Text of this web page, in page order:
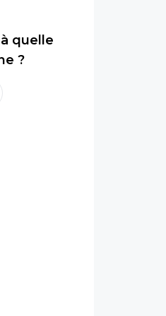
quelle
?